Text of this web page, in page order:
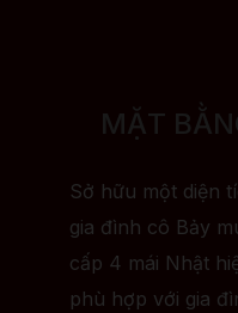
MẶT
Sở hữu một diện
gia đình cô Bảy
cấp 4 mái Nhật
phù hợp với gia